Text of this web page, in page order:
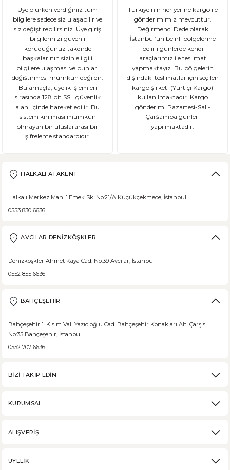
Üye olurken verdiğiniz tüm
bilgilere sadece siz ulaşabilir ve
siz değiştirebilirsiniz. Üye giriş
bilgilerinizi güvenli
koruduğunuz takdirde
başkalarının sizinle ilgili
bilgilere ulaşması ve bunları
değiştirmesi mümkün değildir.
Bu amaçla, üyelik işlemleri
sırasında 128 bit SSL güvenlik
alanı içinde hareket edilir. Bu
sistem kırılması mümkün
olmayan bir uluslararası bir
şifreleme standardıdır.
Türkiye'nin her yerine kargo ile
gönderimimiz mevcuttur.
Değirmenci Dede olarak
İstanbul’un belirli bölgelerine
belirli günlerde kendi
araçlarımız ile teslimat
yapmaktayız. Bu bölgelerin
dışındaki teslimatlar için seçilen
kargo şirketi (Yurtiçi Kargo)
kullanılmaktadır. Kargo
gönderimi Pazartesi-Salı-
Çarşamba günleri
yapılmaktadır.
HALKALI ATAKENT
Halkalı Merkez Mah. 1.Emek Sk. No:21/A Küçükçekmece, İstanbul
0553 830 6636
AVCILAR DENİZKÖŞKLER
Denizköşkler Ahmet Kaya Cad. No:39 Avcılar, İstanbul
0552 855 6636
BAHÇEŞEHİR
Bahçeşehir 1. Kısım Vali Yazıcıoğlu Cad. Bahçeşehir Konakları Altı Çarşısı
No:35 Bahçeşehir, İstanbul
0552 707 6636
BİZİ TAKİP EDİN
KURUMSAL
ALIŞVERİŞ
ÜYELİK